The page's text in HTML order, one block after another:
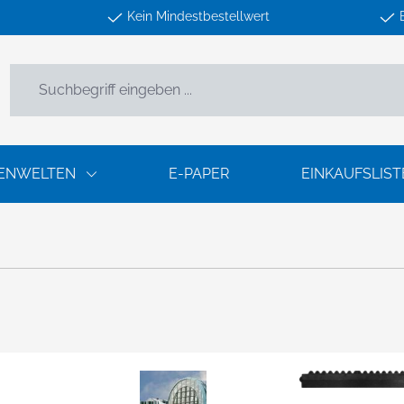
Kein Mindestbestellwert
E-PAPER